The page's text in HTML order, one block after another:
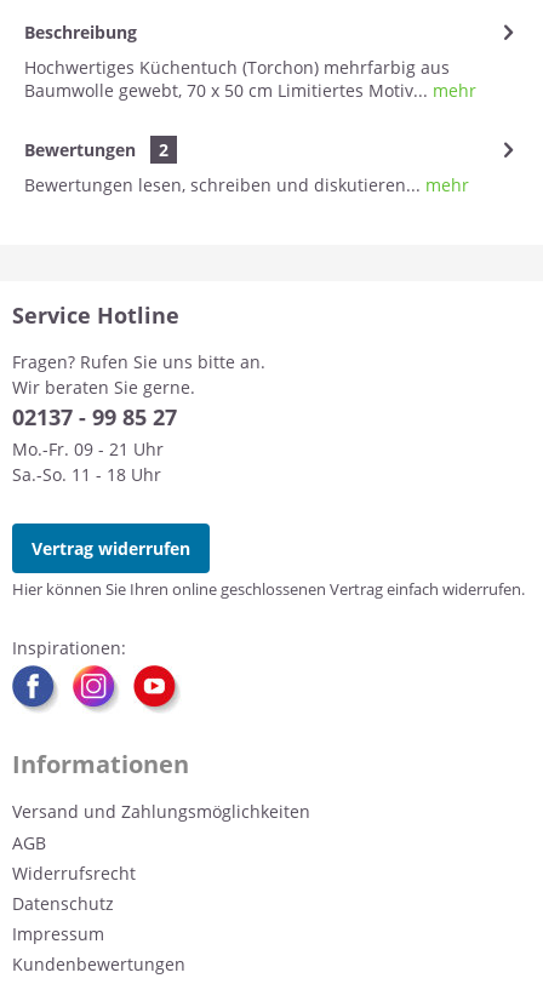
Beschreibung
Hochwertiges Küchentuch (Torchon) mehrfarbig aus
Baumwolle gewebt, 70 x 50 cm Limitiertes Motiv... mehr
Bewertungen
2
Bewertungen lesen, schreiben und diskutieren... mehr
Service Hotline
Fragen? Rufen Sie uns bitte an.
Wir beraten Sie gerne.
02137 - 99 85 27
Mo.-Fr. 09 - 21 Uhr
Sa.-So. 11 - 18 Uhr
Vertrag widerrufen
Hier können Sie Ihren online geschlossenen Vertrag einfach widerrufen.
Inspirationen:
Informationen
Versand und Zahlungsmöglichkeiten
AGB
Widerrufsrecht
Datenschutz
Impressum
Kundenbewertungen